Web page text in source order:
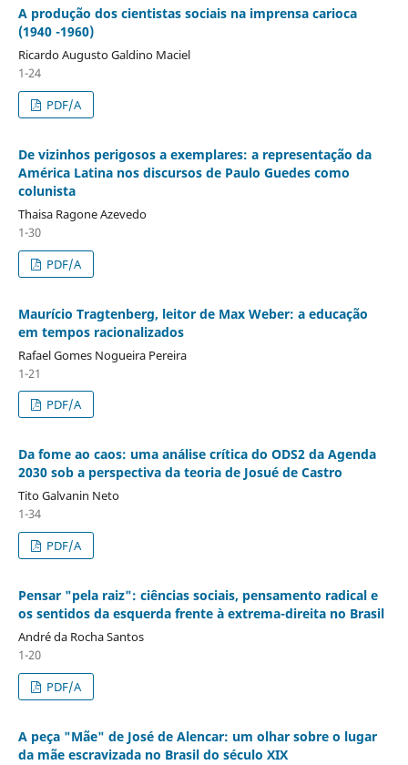
A produção dos cientistas sociais na imprensa carioca
(1940 -1960)
Ricardo Augusto Galdino Maciel
1-24
PDF/A
De vizinhos perigosos a exemplares: a representação da
América Latina nos discursos de Paulo Guedes como
colunista
Thaisa Ragone Azevedo
1-30
PDF/A
Maurício Tragtenberg, leitor de Max Weber: a educação
em tempos racionalizados
Rafael Gomes Nogueira Pereira
1-21
PDF/A
Da fome ao caos: uma análise crítica do ODS2 da Agenda
2030 sob a perspectiva da teoria de Josué de Castro
Tito Galvanin Neto
1-34
PDF/A
Pensar "pela raiz": ciências sociais, pensamento radical e
os sentidos da esquerda frente à extrema-direita no Brasil
André da Rocha Santos
1-20
PDF/A
A peça "Mãe" de José de Alencar: um olhar sobre o lugar
da mãe escravizada no Brasil do século XIX